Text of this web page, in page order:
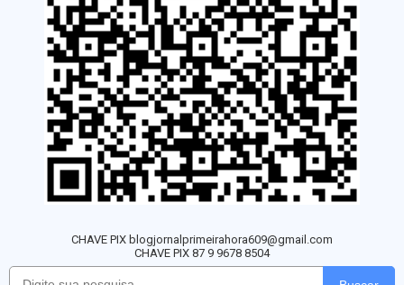
CHAVE PIX blogjornalprimeirahora609@gmail.com
CHAVE PIX 87 9 9678 8504